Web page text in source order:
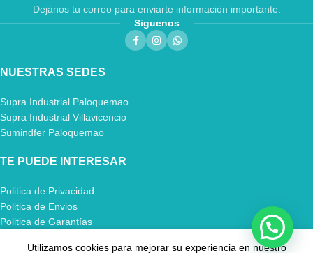
Dejános tu correo para enviarte información importante.
Siguenos
NUESTRAS SEDES
Supra Industrial Paloquemao
Supra Industrial Villavicencio
Sumindfer Paloquemao
TE PUEDE INTERESAR
Politica de Privacidad
Politica de Envios
Politica de Garantías
Utilizamos cookies para mejorar su experiencia en nuestro